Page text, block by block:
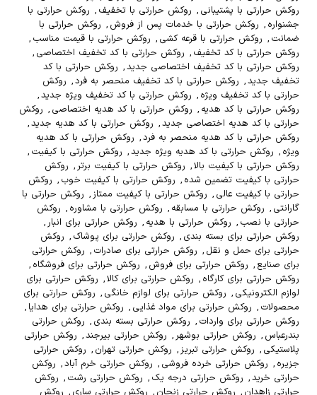
روکش حرارتی با پشتیبانی , روکش حرارتی با تخفیف , روکش حرارتی با
جشنواره , روکش حرارتی با خدمات پس از فروش , روکش حرارتی با
ضمانت , روکش حرارتی با قرعه کشی , روکش حرارتی با قیمت مناسب ,
روکش حرارتی با کد تخفیف , روکش حرارتی با کد تخفیف اختصاصی ,
روکش حرارتی با کد تخفیف اختصاصی جدید, روکش حرارتی با کد
تخفیف جدید, روکش حرارتی با کد تخفیف منحصر به فرد, روکش
حرارتی با کد تخفیف ویژه , روکش حرارتی با کد تخفیف ویژه جدید,
روکش حرارتی با کد هدیه , روکش حرارتی با کد هدیه اختصاصی , روکش
حرارتی با کد هدیه اختصاصی جدید, روکش حرارتی با کد هدیه جدید,
روکش حرارتی با کد هدیه منحصر به فرد, روکش حرارتی با کد هدیه
ویژه , روکش حرارتی با کد هدیه ویژه جدید, روکش حرارتی با کیفیت ,
روکش حرارتی با کیفیت بالا, روکش حرارتی با کیفیت برتر, روکش
حرارتی با کیفیت تضمین شده , روکش حرارتی با کیفیت خوب , روکش
حرارتی با کیفیت عالی , روکش حرارتی با کیفیت ممتاز, روکش حرارتی با
گارانتی , روکش حرارتی با مسابقه , روکش حرارتی با مشاوره , روکش
حرارتی با نصب , روکش حرارتی با هدیه , روکش حرارتی برای انبار,
روکش حرارتی برای بسته بندی , روکش حرارتی برای پوشاک , روکش
حرارتی برای حمل و نقل , روکش حرارتی برای صادرات , روکش حرارتی
برای صنایع , روکش حرارتی برای فروش , روکش حرارتی برای فروشگاه ,
روکش حرارتی برای کارگاه , روکش حرارتی برای کالا, روکش حرارتی برای
لوازم الکترونیکی , روکش حرارتی برای لوازم خانگی , روکش حرارتی برای
محصولات , روکش حرارتی برای مواد غذایی , روکش حرارتی برای هدایا ,
روکش حرارتی برای واردات , روکش حرارتی بسته بندی , روکش حرارتی
بندرعباس , روکش حرارتی بوشهر, روکش حرارتی بیرجند, روکش حرارتی
پلاستیکی , روکش حرارتی تبریز, روکش حرارتی تهران , روکش حرارتی
جزیره , روکش حرارتی خرده فروشی , روکش حرارتی خرم آباد, روکش
حرارتی خرید, روکش حرارتی درجه یک , روکش حرارتی رشت , روکش